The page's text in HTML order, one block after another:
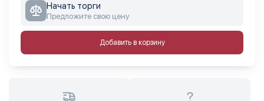
Начать торги
Предложите свою цену
Добавить в корзину